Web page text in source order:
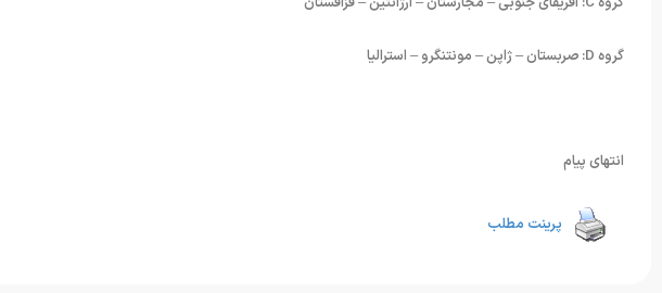
گروه D: صربستان – ژاپن – مونتنگرو – استرالیا
انتهای پیام
پرینت مطلب